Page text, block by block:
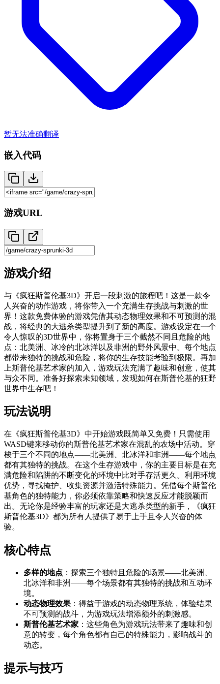
暂无法准确翻译
嵌入代码
游戏URL
游戏介绍
与《疯狂斯普伦基3D》开启一段刺激的旅程吧！这是一款令
人兴奋的动作游戏，将你带入一个充满生存挑战与刺激的世
界！这款免费体验的游戏凭借其动态物理效果和不可预测的混
战，将经典的大逃杀类型提升到了新的高度。游戏设定在一个
令人惊叹的3D世界中，你将置身于三个截然不同且危险的地
点：北美洲、冰冷的北冰洋以及非洲的野外风景中。每个地点
都带来独特的挑战和危险，将你的生存技能考验到极限。再加
上斯普伦基艺术家的加入，游戏玩法充满了趣味和创意，使其
与众不同。准备好探索未知领域，发现如何在斯普伦基的狂野
世界中生存吧！
玩法说明
在《疯狂斯普伦基3D》中开始游戏既简单又免费！只需使用
WASD键来移动你的斯普伦基艺术家在混乱的农场中活动。穿
梭于三个不同的地点——北美洲、北冰洋和非洲——每个地点
都有其独特的挑战。在这个生存游戏中，你的主要目标是在充
满危险和陷阱的不断变化的环境中比对手存活更久。利用环境
优势，寻找掩护、收集资源并激活特殊能力。凭借每个斯普伦
基角色的独特能力，你必须依靠策略和快速反应才能脱颖而
出。无论你是经验丰富的玩家还是大逃杀类型的新手，《疯狂
斯普伦基3D》都为所有人提供了易于上手且令人兴奋的体
验。
核心特点
多样的地点 ：探索三个独特且危险的场景——北美洲、
北冰洋和非洲——每个场景都有其独特的挑战和互动环
境。
动态物理效果 ：得益于游戏的动态物理系统，体验结果
不可预测的战斗，为游戏玩法增添额外的刺激感。
斯普伦基艺术家 ：这些角色为游戏玩法带来了趣味和创
意的转变，每个角色都有自己的特殊能力，影响战斗的
动态。
提示与技巧